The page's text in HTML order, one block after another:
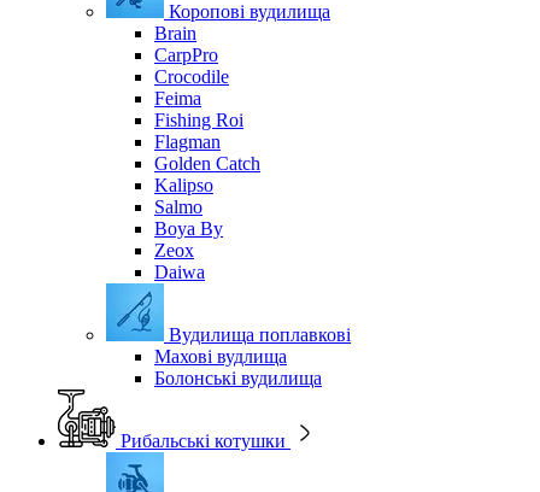
Коропові вудилища
Brain
CarpPro
Crocodile
Feima
Fishing Roi
Flagman
Golden Catch
Kalipso
Salmo
Boya By
Zeox
Daiwa
Вудилища поплавкові
Махові вудлища
Болонські вудилища
Рибальські котушки